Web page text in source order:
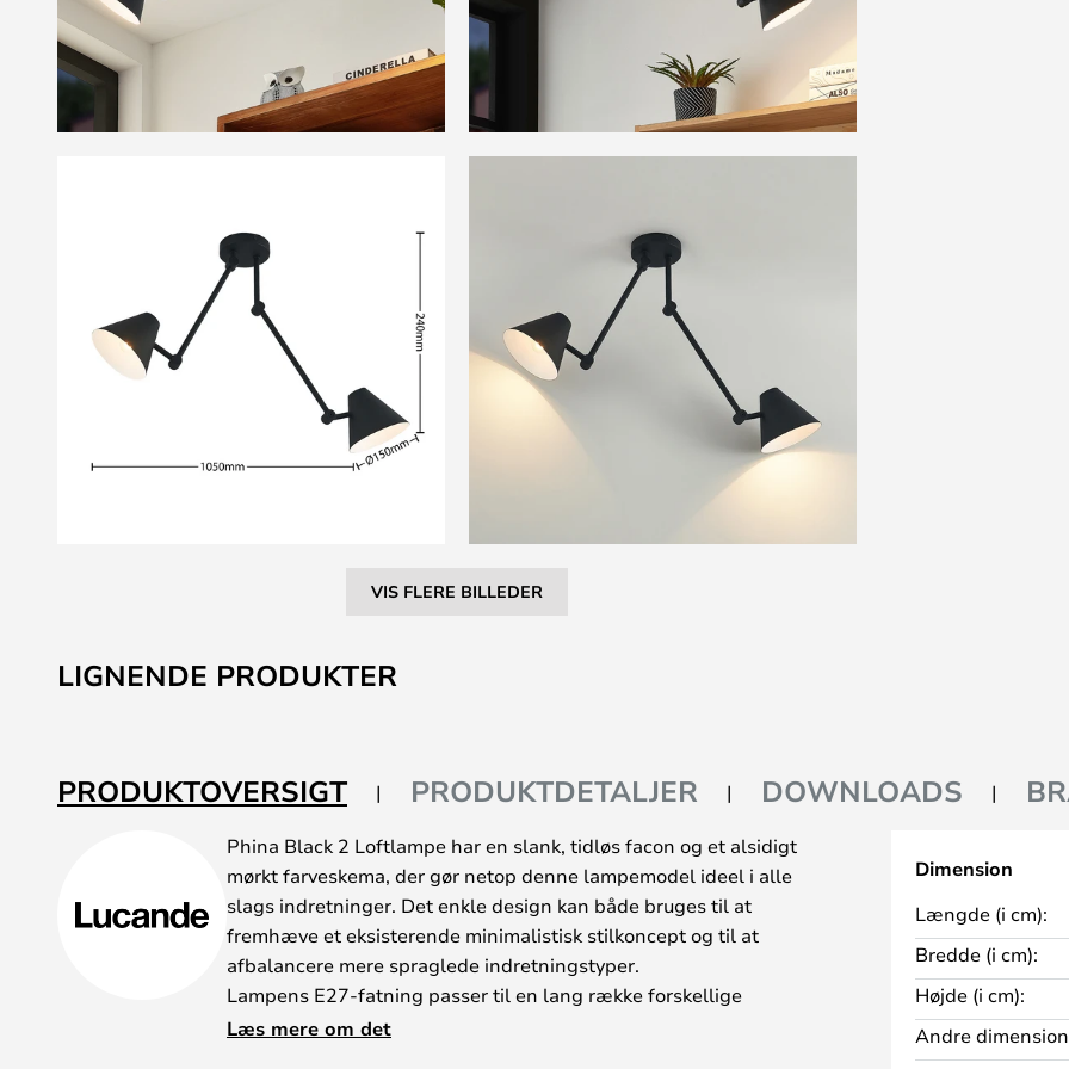
VIS FLERE BILLEDER
til
starten
LIGNENDE PRODUKTER
PRODUKTOVERSIGT PRODUKTDETALJER DOWNLOADS
Phina Black 2 Loftlampe har en slank, tidløs facon og et alsidigt
mørkt farveskema, der gør netop denne lampemodel ideel i alle
slags indretninger. Det enkle design kan både bruges til at
fremhæve et eksisterende minimalistisk stilkoncept og til at
afbalancere mere spraglede indretningstyper.
Lampens E27-fatning passer til en lang række forskellige
pæretyper, så man har friheden til at vælge netop den lyskilde,
Læs mere om det
Dimension
Længde (i cm):
Bredde (i cm):
Højde (i cm):
Andre